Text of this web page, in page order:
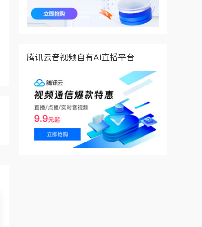
腾讯云音视频自有AI直播平台